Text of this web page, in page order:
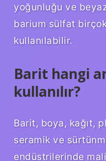
yoğunluğu ve
barium sülfat
kullanılabilir.
Barit hangi
kullanılır?
Barit, boya, kağıt,
seramik ve
endüstrilerinde